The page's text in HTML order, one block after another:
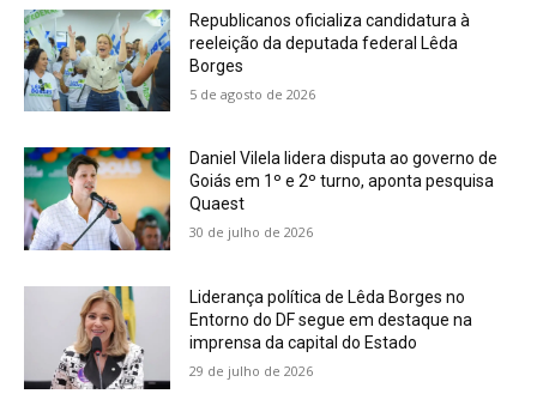
Republicanos oficializa candidatura à
reeleição da deputada federal Lêda
Borges
5 de agosto de 2026
Daniel Vilela lidera disputa ao governo de
Goiás em 1º e 2º turno, aponta pesquisa
Quaest
30 de julho de 2026
Liderança política de Lêda Borges no
Entorno do DF segue em destaque na
imprensa da capital do Estado
29 de julho de 2026